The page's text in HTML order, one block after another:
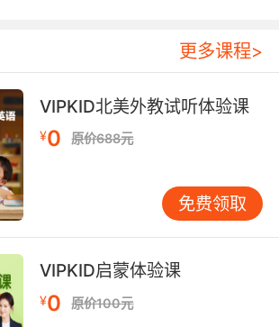
师带领孩子学习英语。
习经验分享第二点、广泛的实践
门只有通过广泛的实践才能达到
，那么孩子在学习英语的时候不
语课本，可以多看一些课外的英
些英文歌曲，因为伴随着有趣生
可以让孩子更好地接受英语。只
践孩子的英语学习才能到更加有
更多课程>
VIPKID北美外教试听体验课
¥0 原价688元
免费领取
VIPKID启蒙体验课
¥0 原价100元